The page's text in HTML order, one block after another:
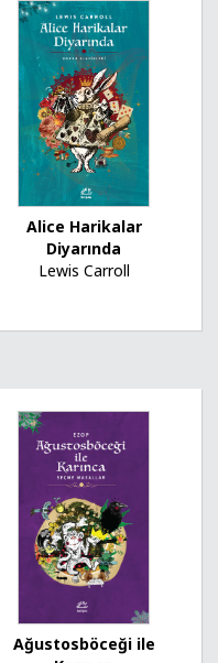
Alice Harikalar
Diyarında
Lewis Carroll
Ağustosböceği ile